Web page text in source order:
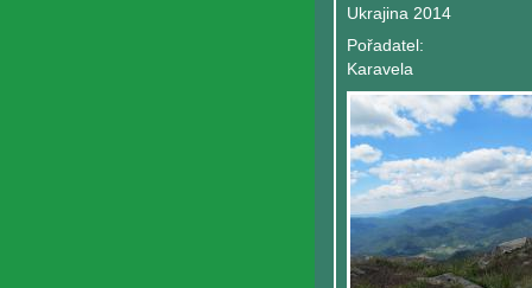
Ukrajina 2014
Pořadatel:
Karavela